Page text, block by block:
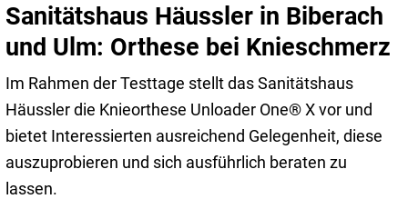
Sanitätshaus Häussler in Biberach
und Ulm: Orthese bei Knieschmerz
Im Rahmen der Testtage stellt das Sanitätshaus
Häussler die Knieorthese Unloader One® X vor und
bietet Interessierten ausreichend Gelegenheit, diese
auszuprobieren und sich ausführlich beraten zu
lassen.